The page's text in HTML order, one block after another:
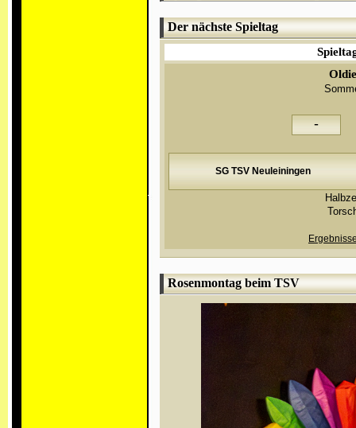
Der nächste Spieltag
-
SG TSV Neuleiningen
Rosenmontag beim TSV